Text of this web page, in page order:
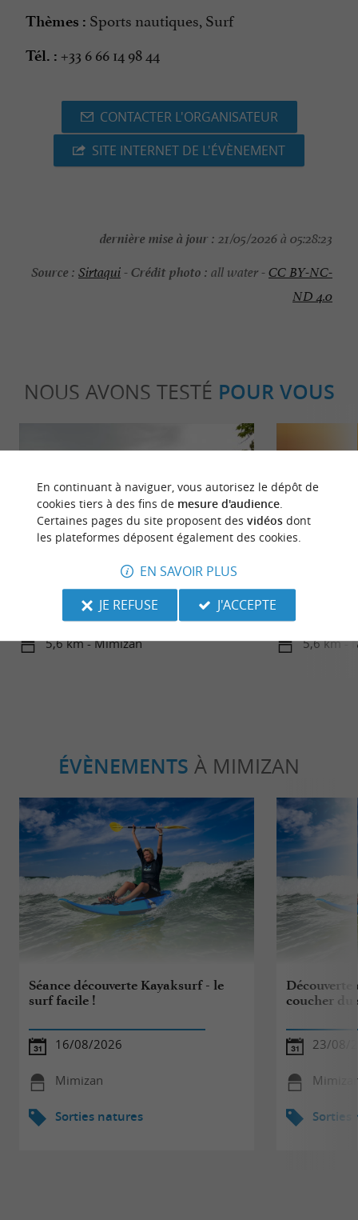
Thèmes : Sports nautiques, Surf
Tél. : +33 6 66 14 98 44
CONTACTER L'ORGANISATEUR
SITE INTERNET DE L'ÉVÈNEMENT
dernière mise à jour : 21/05/2026 à 05:28:23
Source : Sirtaqui-Crédit photo : all water -CC BY-NC-
ND 4.0
NOUS AVONS TESTÉ POUR VOUS
Le Top des activités gratuites à faire
avec les enfants dans les Landes !
5,6 km - Mimizan
Familiale
vacances à
5,6 km -
ÉVÈNEMENTS À MIMIZAN
Séance découverte Kayaksurf - le
surf facile !
16/08/2026
Mimizan
Sorties natures
coucher du
23/08/
Sorties
En continuant à naviguer, vous autorisez le dépôt de
cookies tiers à des fins de mesure d'audience.
Certaines pages du site proposent des vidéosdont
les plateformes déposent également des cookies.
EN SAVOIR PLUS
JE REFUSE
J'ACCEPTE